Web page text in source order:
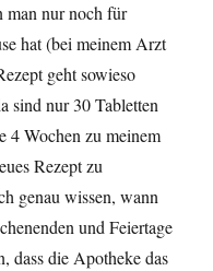
man nur noch für
hat (bei meinem Arzt
geht sowieso
sind nur 30 Tabletten
4 Wochen zu meinem
Rezept zu
genau wissen, wann
und Feiertage
dass die Apotheke das